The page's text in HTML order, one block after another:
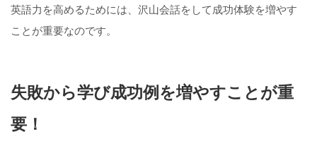
英語力を高めるためには、沢山会話をして成功体験を増やす
ことが重要なのです。
失敗から学び成功例を増やすことが重
要！